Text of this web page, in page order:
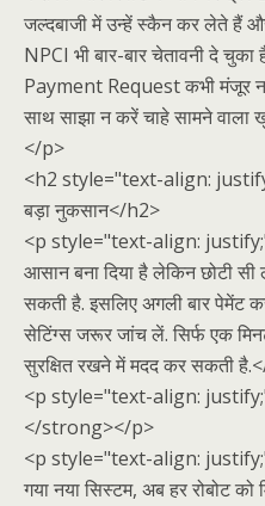
जल्दबाजी में उन्हें स्कैन कर लेते हैं
NPCI भी बार-बार चेतावनी दे
Payment Request कभी मंजूर
साथ साझा न करें चाहे सामने वाला
</p>
<h2 style="text-align:
बड़ा नुकसान</h2>
<p style="text-align:
आसान बना दिया है लेकिन छोटी सी
सकती है. इसलिए अगली बार पेमेंट
सेटिंग्स जरूर जांच लें. सिर्फ एक
सुरक्षित रखने में मदद कर सकती
<p style="text-align:
</strong></p>
<p style="text-align:
गया नया सिस्टम, अब हर रोबोट